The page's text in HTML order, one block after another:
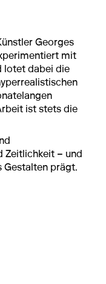
Georges
mit
lotet dabei die
ist stets die
Zeitlichkeit – und
Gestalten prägt.